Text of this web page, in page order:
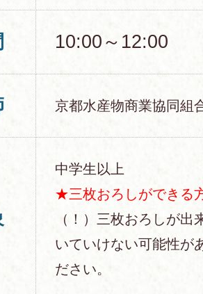
10:00～12:00
京都水産物商業協同組
中学生以上
★三枚おろしができる
（！）三枚おろしが
いていけない可能性が
ださい。